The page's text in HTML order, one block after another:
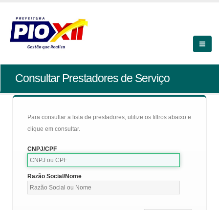
Consultar Prestadores de Serviço
Para consultar a lista de prestadores, utilize os filtros abaixo e
clique em consultar.
CNPJ/CPF
Razão Social/Nome